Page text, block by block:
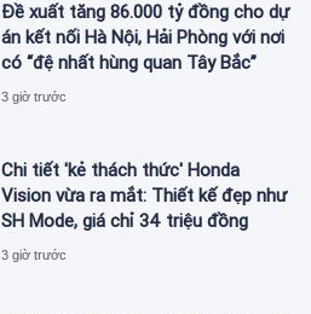
Đề xuất tăng 86.000 tỷ đồng cho dự
án kết nối Hà Nội, Hải Phòng với nơi
có “đệ nhất hùng quan Tây Bắc”
3 giờ trước
Chi tiết 'kẻ thách thức' Honda
Vision vừa ra mắt: Thiết kế đẹp như
SH Mode, giá chỉ 34 triệu đồng
3 giờ trước